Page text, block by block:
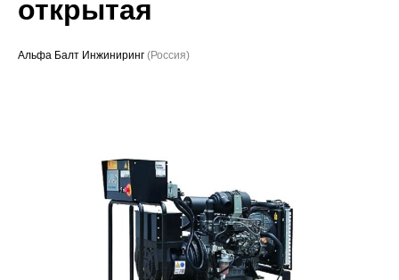
открытая
Альфа Балт Инжиниринг (Россия)